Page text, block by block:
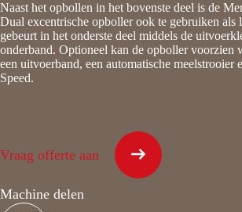
Naast het opbollen in het bovenste deel is de
Dual excentrische opboller ook te gebruiken als
gebeurt in het onderste deel middels de
onderband. Optioneel kan de opboller voorzien
een uitvoerband, een automatische meelstrooier
Speed.
Vraag offerte aan
Machine delen